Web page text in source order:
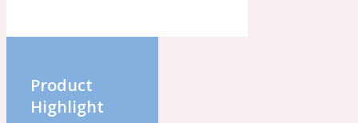
Product
Highlight